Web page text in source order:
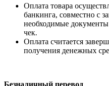
Оплата товара
банкинга, совместно с
необходимые
чек.
Оплата считается
получения денежных
Безналичный перевод